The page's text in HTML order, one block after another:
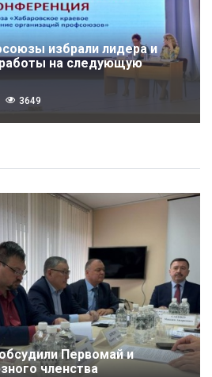
избрали лидера и
на следующую
3649
Первомай и
членства